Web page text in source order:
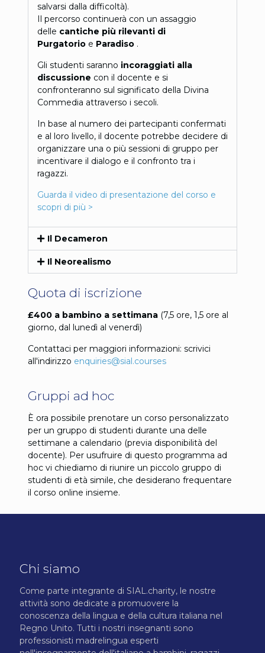
salvarsi dalla difficoltà).
Il percorso continuerà con un assaggio
delle cantiche più rilevanti di
Purgatorioe Paradiso.
Gli studenti saranno incoraggiati alla
discussione con il docente e si
confronteranno sul significato della Divina
Commedia attraverso i secoli.
In base al numero dei partecipanti confermati
e al loro livello, il docente potrebbe decidere di
organizzare una o più sessioni di gruppo per
incentivare il dialogo e il confronto tra i
ragazzi.
Guarda il video di presentazione del corso e
scopri di più >
Il Decameron
Il Neorealismo
Quota di iscrizione
£400 a bambino a settimana(7,5 ore, 1,5 ore al
giorno, dal lunedì al venerdì)
Contattaci per maggiori informazioni: scrivici
all'indirizzo enquiries@sial.courses
Gruppi ad hoc
È ora possibile prenotare un corso personalizzato
per un gruppo di studenti durante una delle
settimane a calendario (previa disponibilità del
docente). Per usufruire di questo programma ad
hoc vi chiediamo di riunire un piccolo gruppo di
studenti di età simile, che desiderano frequentare
il corso online insieme.
Chi siamo
Come parte integrante di SIAL.charity, le nostre
attività sono dedicate a promuovere la
conoscenza della lingua e della cultura italiana nel
Regno Unito. Tutti i nostri insegnanti sono
professionisti madrelingua esperti